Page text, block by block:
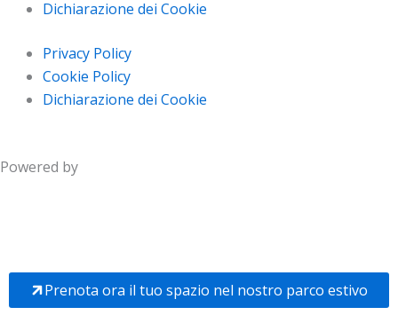
Dichiarazione dei Cookie
Privacy Policy
Cookie Policy
Dichiarazione dei Cookie
Powered by
Prenota ora il tuo spazio nel nostro parco estivo